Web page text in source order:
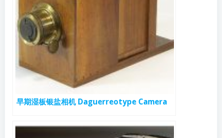
早期湿板银盐相机 Daguerreotype Camera